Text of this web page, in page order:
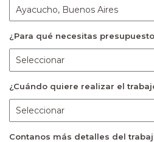
¿Para qué necesitas
¿Cuándo quiere realizar el
Contanos más detalles del